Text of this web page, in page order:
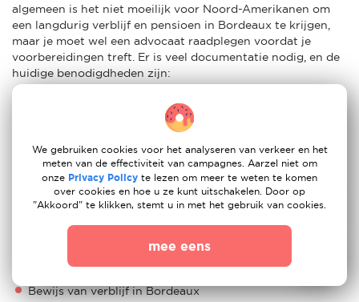
algemeen is het niet moeilijk voor Noord-Amerikanen om
een langdurig verblijf en pensioen in Bordeaux te krijgen,
maar je moet wel een advocaat raadplegen voordat je
voorbereidingen treft. Er is veel documentatie nodig, en de
huidige benodigdheden zijn:
Een paspoort dat is ondertekend en nog drie maanden
geldig is na de laatste dag van het verblijf
Een pasfoto die op het formulier is geplakt/geplakt
Een geldig paspoort
Inkomensdocumentatie
Een ondertekend en leesbaar ingevuld aanvraagformulier
Documenten van ziektekostenverzekering
Bewijs van verblijf in Bordeaux
We gebruiken cookies voor het analyseren van verkeer en het
meten van de effectiviteit van campagnes. Aarzel niet om
onze Privacy Policy te lezen om meer te weten te komen
over cookies en hoe u ze kunt uitschakelen. Door op
"Akkoord" te klikken, stemt u in met het gebruik van cookies.
mee eens